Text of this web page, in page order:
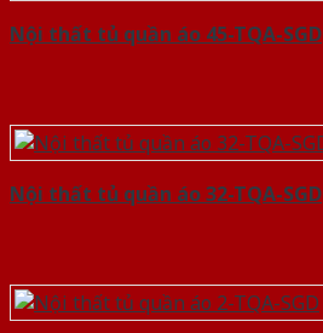
Nội thất tủ quần áo 45-TQA-SGD
Nội thất tủ quần áo 32-TQA-SGD